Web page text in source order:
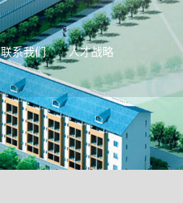
联系我们 人才战略